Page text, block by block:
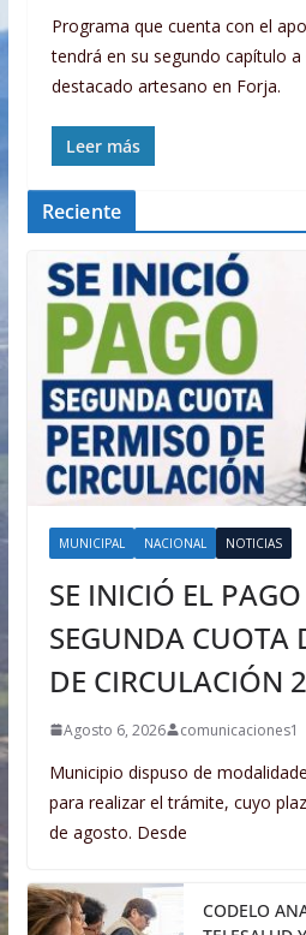
Programa que cuenta con el
tendrá en su segundo capítulo
destacado artesano en Forja.
Leer más
Reciente
MUNICIPAL NACIONAL NOTICIAS
SE INICIÓ EL
SEGUNDA CUOTA
DE CIRCULACIÓN
Agosto 6, 2026 comunicaciones1
Municipio dispuso de
para realizar el trámite, cuyo
de agosto. Desde
CODELO